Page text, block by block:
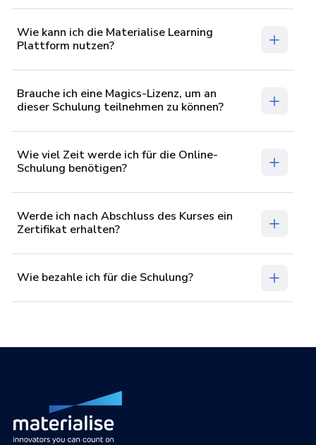
Wie kann ich die Materialise Learning
Plattform nutzen?
Brauche ich eine Magics-Lizenz, um an
dieser Schulung teilnehmen zu können?
Wie viel Zeit werde ich für die Online-
Schulung benötigen?
Werde ich nach Abschluss des Kurses ein
Zertifikat erhalten?
Wie bezahle ich für die Schulung?